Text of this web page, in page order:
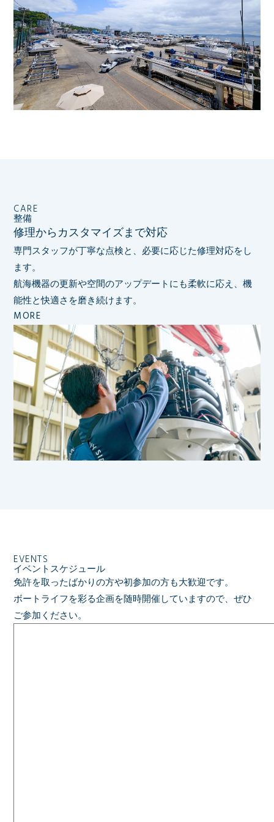
CARE
整備
修理からカスタマイズまで対応
専門スタッフが丁寧な点検と、必要に応じた修理対応をし
ます。
航海機器の更新や空間のアップデートにも柔軟に応え、機
能性と快適さを磨き続けます。
MORE
EVENTS
イベントスケジュール
免許を取ったばかりの方や初参加の方も大歓迎です。
ボートライフを彩る企画を随時開催していますので、ぜひ
ご参加ください。